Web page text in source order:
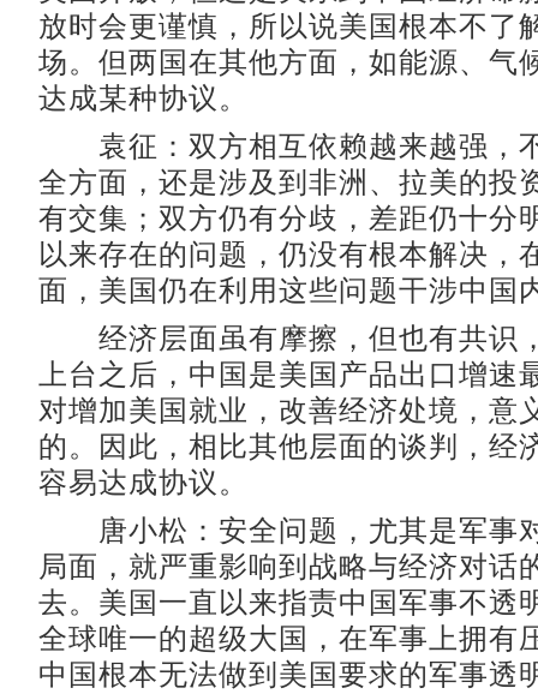
放时会更谨慎，所以说美国根本不了
场。但两国在其他方面，如能源、气
达成某种协议。
袁征：双方相互依赖越来越强，
全方面，还是涉及到非洲、拉美的投
有交集；双方仍有分歧，差距仍十分
以来存在的问题，仍没有根本解决，
面，美国仍在利用这些问题干涉中国
经济层面虽有摩擦，但也有共识
上台之后，中国是美国产品出口增速
对增加美国就业，改善经济处境，意
的。因此，相比其他层面的谈判，经
容易达成协议。
唐小松：安全问题，尤其是军事
局面，就严重影响到战略与经济对话
去。美国一直以来指责中国军事不透
全球唯一的超级大国，在军事上拥有
中国根本无法做到美国要求的军事透